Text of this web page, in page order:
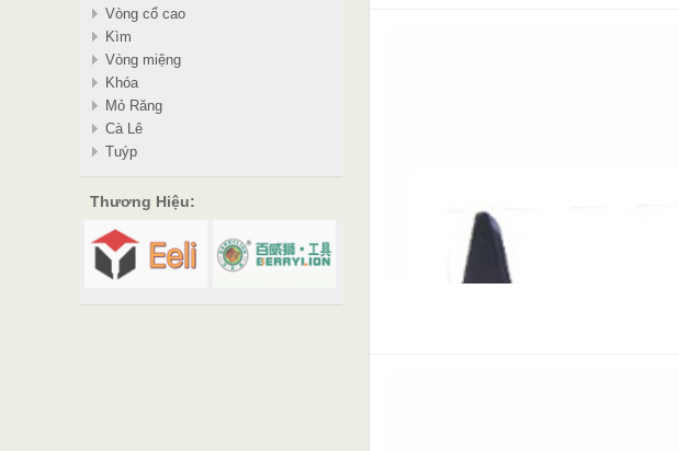
Vòng cổ cao
Kìm
Vòng miệng
Khóa
Mỏ Răng
Cà Lê
Tuýp
Thương Hiệu: